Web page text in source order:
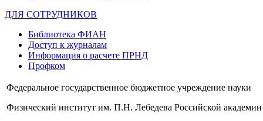
ДЛЯ СОТРУДНИКОВ
Библиотека ФИАН
Доступ к журналам
Информация о расчете ПРНД
Профком
Федеральное государственное бюджетное учреждение науки
Физический институт им. П.Н. Лебедева Российской академии